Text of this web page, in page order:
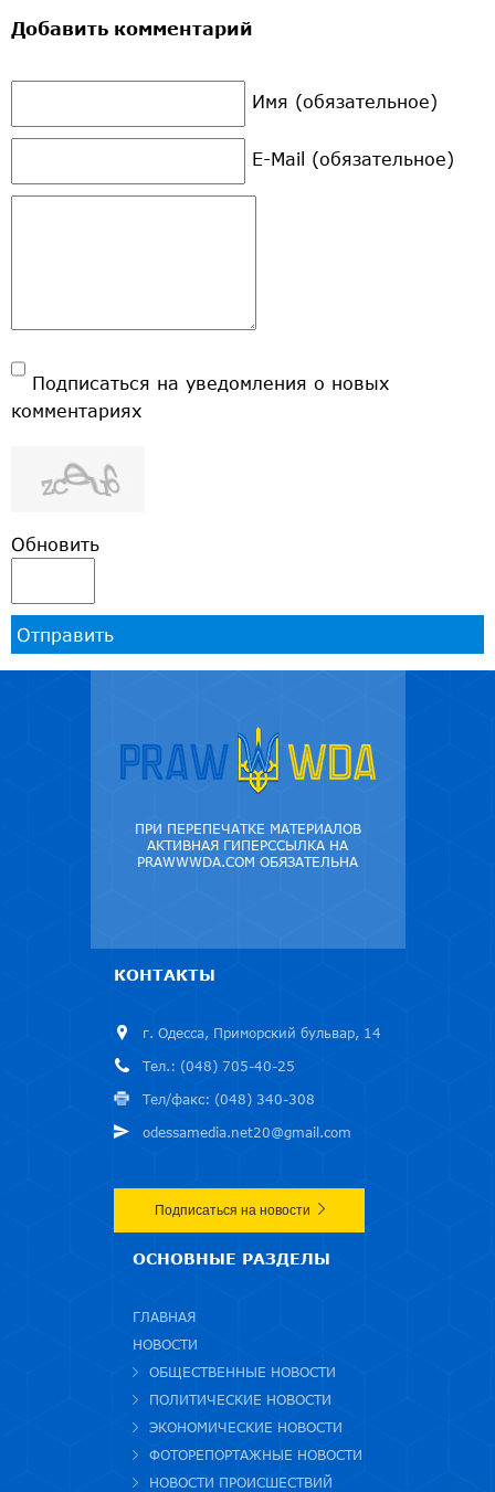
Добавить комментарий
Имя (обязательное)
E-Mail (обязательное)
Подписаться на уведомления о новых
комментариях
Обновить
Отправить
ПРИ ПЕРЕПЕЧАТКЕ МАТЕРИАЛОВ
АКТИВНАЯ ГИПЕРССЫЛКА НА
PRAWWWDA.COM ОБЯЗАТЕЛЬНА
КОНТАКТЫ
г. Одесса, Приморский бульвар, 14
Тел.: (048) 705-40-25
Тел/факс: (048) 340-308
odessamedia.net20@gmail.com
Подписаться на новости
ОСНОВНЫЕ РАЗДЕЛЫ
ГЛАВНАЯ
НОВОСТИ
ОБЩЕСТВЕННЫЕ НОВОСТИ
ПОЛИТИЧЕСКИЕ НОВОСТИ
ЭКОНОМИЧЕСКИЕ НОВОСТИ
ФОТОРЕПОРТАЖНЫЕ НОВОСТИ
НОВОСТИ ПРОИСШЕСТВИЙ